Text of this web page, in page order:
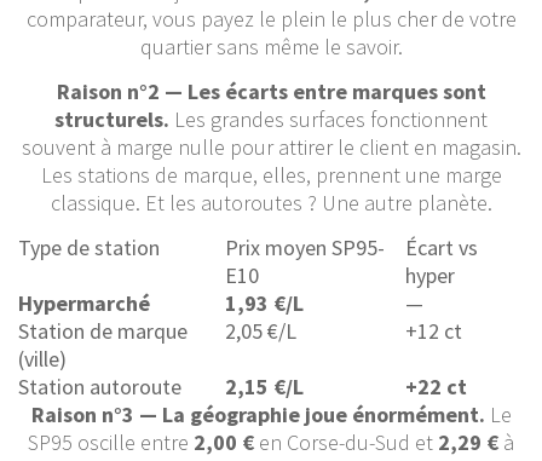
comparateur, vous payez le plein le plus cher de votre
quartier sans même le savoir.
Raison n°2 — Les écarts entre marques sont
structurels. Les grandes surfaces fonctionnent
souvent à marge nulle pour attirer le client en magasin.
Les stations de marque, elles, prennent une marge
classique. Et les autoroutes ? Une autre planète.
Type de station
Prix moyen SP95-
E10
Écart vs
hyper
Hypermarché
1,93 €/L
—
Station de marque
(ville)
2,05 €/L
+12 ct
Station autoroute
2,15 €/L
+22 ct
Raison n°3 — La géographie joue énormément. Le
SP95 oscille entre 2,00 € en Corse-du-Sud et 2,29 € à